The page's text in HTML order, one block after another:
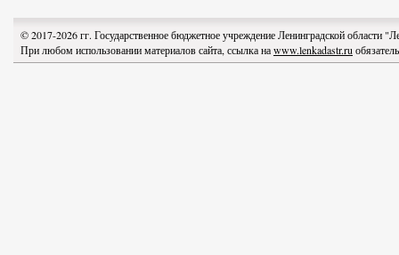
© 2017-2026 гг. Государственное бюджетное учреждение Ленинградской области
При любом использовании материалов сайта, ссылка наwww.lenkadastr.ru